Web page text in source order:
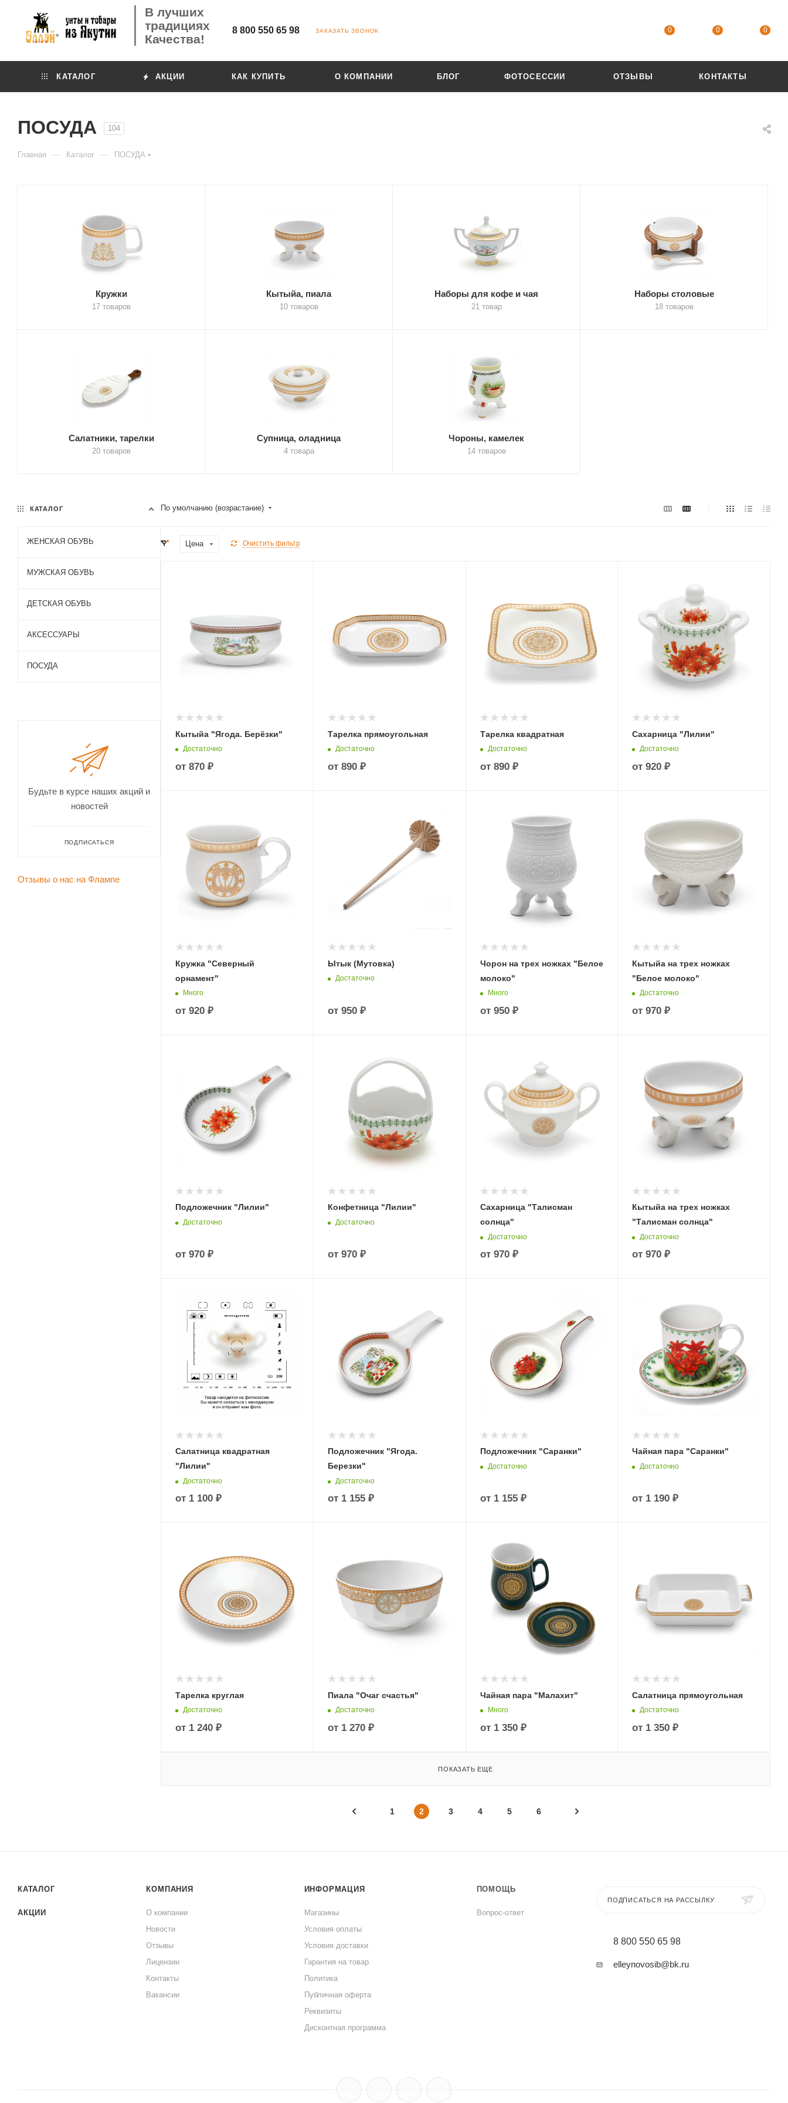
В лучших
традициях
Качества!
8 800 550 65 98 ЗАКАЗАТЬ ЗВОНОК 0 0 0
КАТАЛОГ АКЦИИ КАК КУПИТЬ О КОМПАНИИ БЛОГ ФОТОСЕССИИ ОТЗЫВЫ КОНТАКТЫ
ПОСУДА 104
Главная — Каталог — ПОСУДА
Кружки
17 товаров
Кытыйа, пиала
10 товаров
Наборы для кофе и чая
21 товар
Наборы столовые
18 товаров
Салатники, тарелки
20 товаров
Супница, оладница
4 товара
Чороны, камелек
14 товаров
По умолчанию (возрастание)
Цена Очистить фильтр
Кытыйа "Ягода. Берёзки"
Достаточно
от 870 ₽
Тарелка прямоугольная
Достаточно
от 890 ₽
Тарелка квадратная
Достаточно
от 890 ₽
Сахарница "Лилии"
Достаточно
от920 ₽
Кружка "Северный
орнамент"
Много
от 920 ₽
Ытык (Мутовка)
Достаточно
от 950 ₽
Чорон на трех ножках "Белое
молоко"
Много
от 950 ₽
Кытыйа на трех ножках
"Белое молоко"
Достаточно
от970 ₽
Подложечник "Лилии"
Достаточно
от 970 ₽
Конфетница "Лилии"
Достаточно
от 970 ₽
Сахарница "Талисман
солнца"
Достаточно
от 970 ₽
Кытыйа на трех ножках
"Талисман солнца"
Достаточно
от970 ₽
Салатница квадратная
"Лилии"
Достаточно
от 1 100 ₽
Подложечник "Ягода.
Березки"
Достаточно
от 1 155 ₽
Подложечник "Саранки"
Достаточно
от 1 155 ₽
Чайная пара "Саранки"
Достаточно
от 1 190 ₽
Тарелка круглая
Достаточно
от 1 240 ₽
Пиала "Очаг счастья"
Достаточно
от 1 270 ₽
Чайная пара "Малахит"
Много
от 1 350 ₽
Салатница прямоугольная
Достаточно
от 1 350 ₽
ПОКАЗАТЬ ЕЩЕ
1 2 3 4 5 6
КАТАЛОГ
ЖЕНСКАЯ ОБУВЬ
МУЖСКАЯ ОБУВЬ
ДЕТСКАЯ ОБУВЬ
АКСЕССУАРЫ
ПОСУДА
Будьте в курсе наших акций и
новостей
ПОДПИСАТЬСЯ
Отзывы о нас на Флампе
КАТАЛОГ
АКЦИИ
КОМПАНИЯ
О компании
Новости
Отзывы
Лицензии
Контакты
Вакансии
ИНФОРМАЦИЯ
Магазины
Условия оплаты
Условия доставки
Гарантия на товар
Политика
Публичная оферта
Реквизиты
Дисконтная программа
ПОМОЩЬ
Вопрос-ответ
ПОДПИСАТЬСЯ НА РАССЫЛКУ
8 800 550 65 98
elleynovosib@bk.ru